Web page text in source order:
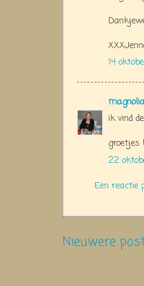
14
ik vind
groetjes
22
Een reactie
Nieuwere